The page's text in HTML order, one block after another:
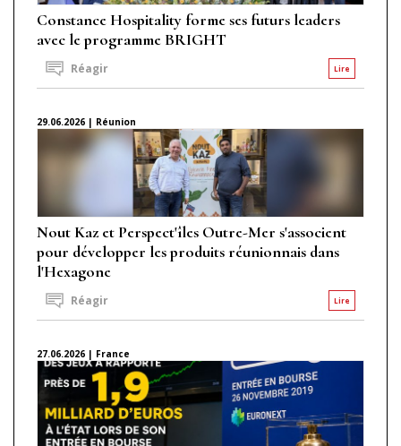
Constance Hospitality forme ses futurs leaders
avec le programme BRIGHT
Lire
Réagir
29.06.2026 | Réunion
Nout Kaz et Perspect'îles Outre-Mer s'associent
pour développer les produits réunionnais dans
l'Hexagone
Lire
Réagir
27.06.2026 | France